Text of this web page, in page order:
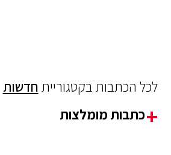
לכל הכתבות בקטגוריית חדשות
כתבות מומלצות